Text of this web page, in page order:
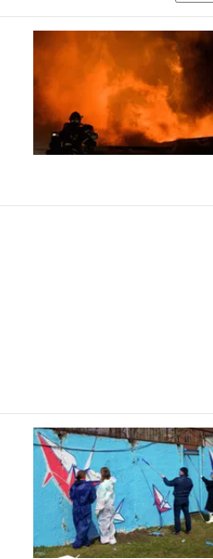
МЧС России (Министерство РФ по делам гражданской обороны, чрезвычайным ситуациям и ликвидации последствий стихийных бедствий)